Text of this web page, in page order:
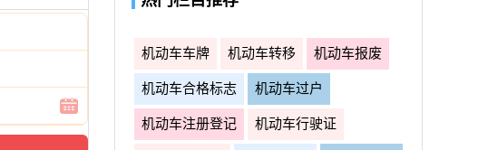
机动车车牌 机动车转移 机动车报废
机动车合格标志 机动车过户
机动车注册登记 机动车行驶证